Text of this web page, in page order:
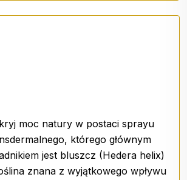
moc natury w postaci sprayu
którego głównym
jest bluszcz (Hedera helix)
znana z wyjątkowego wpływu